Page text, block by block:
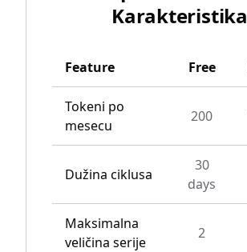
Karakteristika
Feature Free
Tokeni po
mesecu
200
Dužina ciklusa
30
days
Maksimalna
veličina serije
2